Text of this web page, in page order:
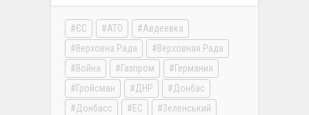
ЄС АТО
Авдеевка
Верховна Рада
Верховная Рада
Война
Газпром
Германия
Гройсман
ДНР
Донбас
Донбасс
ЕС
Зеленський